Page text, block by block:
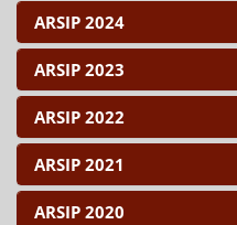
ARSIP 2024
ARSIP 2023
ARSIP 2022
ARSIP 2021
ARSIP 2020